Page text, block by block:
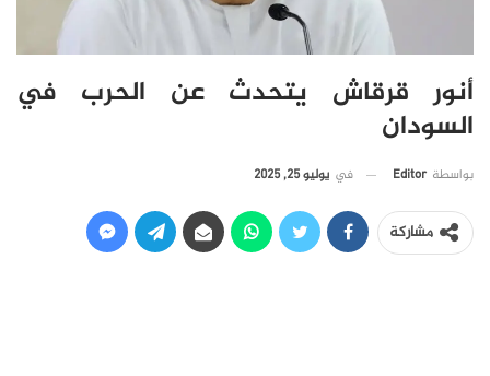
أنور قرقاش يتحدث عن الحرب في
السودان
بواسطة Editor في يوليو 25, 2025
مشاركة